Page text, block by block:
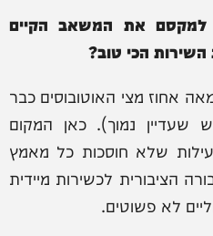
למקסם את המשאב הקיים
הכי טוב?
אחוז מצי האוטובוסים כבר
שעדיין נמוך). כאן המקום
שלא חוסכות כל מאמץ
הציבורית לכשירות מיידית
לא פשוטים.